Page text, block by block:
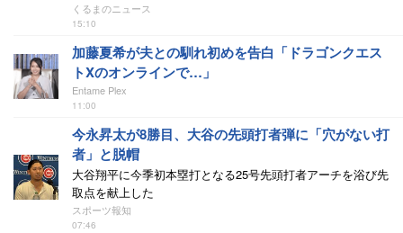
くるまのニュース
15:10
加藤夏希が夫との馴れ初めを告白「ドラゴンクエス
トXのオンラインで…」
Entame Plex
11:00
今永昇太が8勝目、大谷の先頭打者弾に「穴がない打
者」と脱帽
大谷翔平に今季初本塁打となる25号先頭打者アーチを浴び先
取点を献上した
スポーツ報知
07:46